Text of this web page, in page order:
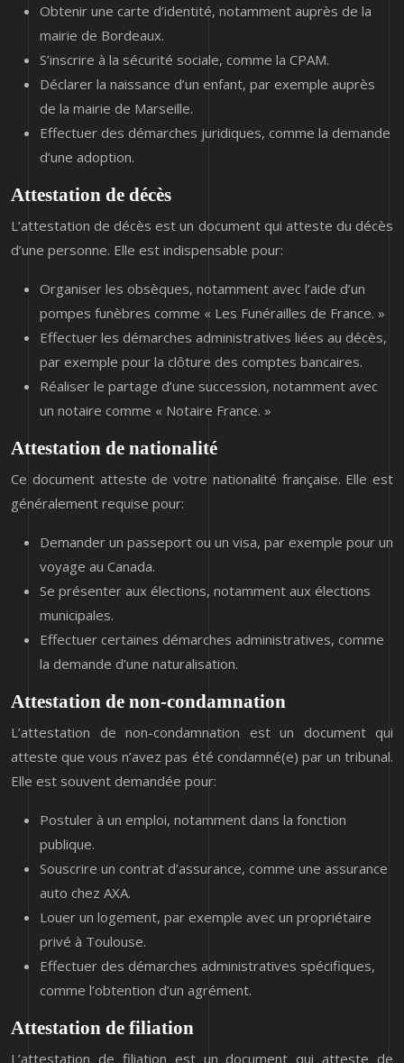
Obtenir une carte d’identité, notamment auprès de la
mairie de Bordeaux.
S’inscrire à la sécurité sociale, comme la CPAM.
Déclarer la naissance d’un enfant, par exemple auprès
de la mairie de Marseille.
Effectuer des démarches juridiques, comme la demande
d’une adoption.
Attestation de décès
L’attestation de décès est un document qui atteste du décès
d’une personne. Elle est indispensable pour:
Organiser les obsèques, notamment avec l’aide d’un
pompes funèbres comme « Les Funérailles de France. »
Effectuer les démarches administratives liées au décès,
par exemple pour la clôture des comptes bancaires.
Réaliser le partage d’une succession, notamment avec
un notaire comme « Notaire France. »
Attestation de nationalité
Ce document atteste de votre nationalité française. Elle est
généralement requise pour:
Demander un passeport ou un visa, par exemple pour un
voyage au Canada.
Se présenter aux élections, notamment aux élections
municipales.
Effectuer certaines démarches administratives, comme
la demande d’une naturalisation.
Attestation de non-condamnation
L’attestation de non-condamnation est un document qui
atteste que vous n’avez pas été condamné(e) par un tribunal.
Elle est souvent demandée pour:
Postuler à un emploi, notamment dans la fonction
publique.
Souscrire un contrat d’assurance, comme une assurance
auto chez AXA.
Louer un logement, par exemple avec un propriétaire
privé à Toulouse.
Effectuer des démarches administratives spécifiques,
comme l’obtention d’un agrément.
Attestation de filiation
L’attestation de filiation est un document qui atteste de